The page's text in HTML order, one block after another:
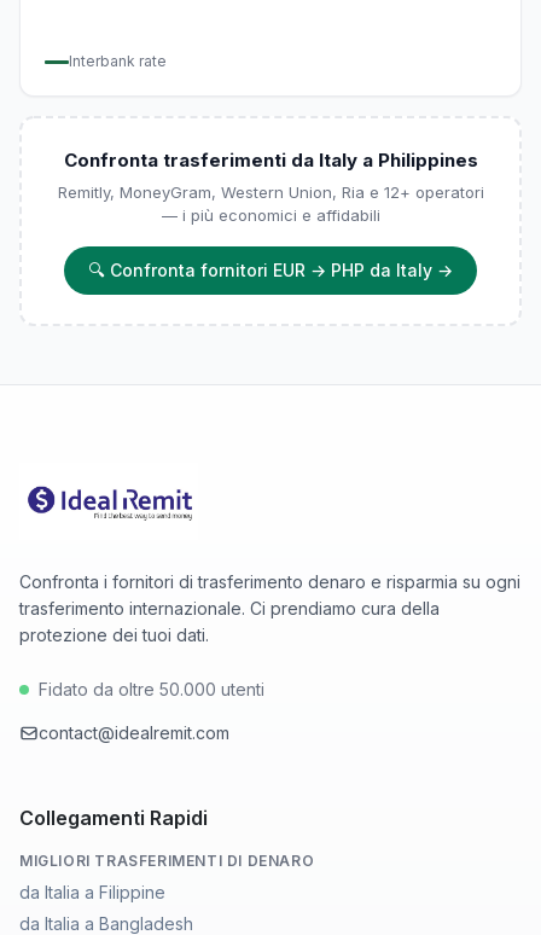
Interbank rate
Confronta trasferimenti da Italy a Philippines
Remitly, MoneyGram, Western Union, Ria e 12+ operatori
— i più economici e affidabili
🔍 Confronta fornitori EUR → PHP da Italy →
Confronta i fornitori di trasferimento denaro e risparmia su ogni
trasferimento internazionale. Ci prendiamo cura della
protezione dei tuoi dati.
Fidato da oltre 50.000 utenti
contact@idealremit.com
Collegamenti Rapidi
MIGLIORI TRASFERIMENTI DI DENARO
da Italia a Filippine
da Italia a Bangladesh